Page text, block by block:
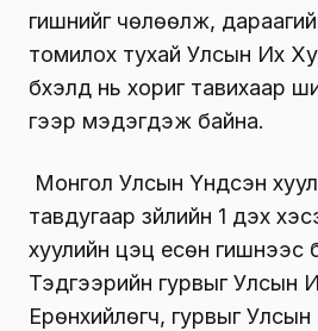
гишүүнийг чөлөөлж,
томилох тухай Улсын Их
бүхэлд нь хориг тавихаар
үүгээр мэдэгдэж байна.
Монгол Улсын Үндсэн
тавдугаар зүйлийн 1 дэх
хуулийн цэц есөн гишүүнээс
Тэдгээрийн гурвыг Улсын
Ерөнхийлөгч, гурвыг Улсын